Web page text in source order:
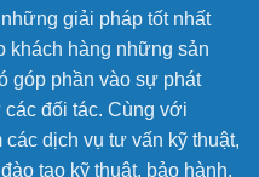
giải pháp tốt nhất
khách hàng những sản
góp phần vào sự phát
đối tác. Cùng với
dịch vụ tư vấn kỹ thuật,
tạo kỹ thuật, bảo hành,